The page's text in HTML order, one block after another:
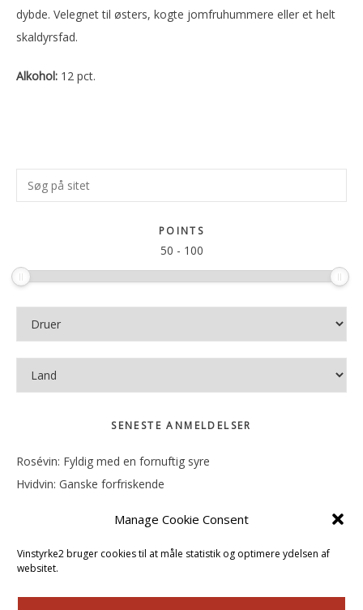
Manage Cookie Consent
Vinstyrke2 bruger cookies til at måle statistik og optimere ydelsen af
websitet.
dybde. Velegnet til østers, kogte jomfruhummere eller et helt
skaldyrsfad.
Alkohol: 12 pct.
Primær
Sidebar
Søg
på
POINTS
50 - 100
SENESTE ANMELDELSER
Rosévin: Fyldig med en fornuftig syre
Hvidvin: Ganske forfriskende
Hvidvin: Smørfedme og tropisk sødme
Rosévin: Blød, rund og sødladen